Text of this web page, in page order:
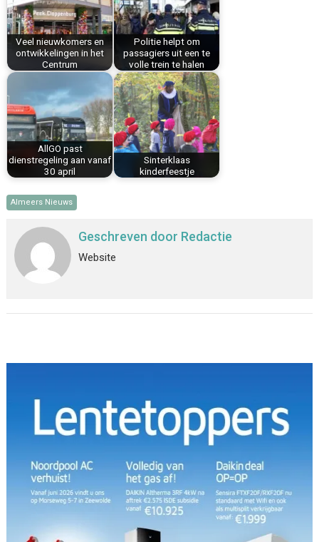
o
k
e
s
t
I
n
p
p
Veel nieuwkomers en
ontwikkelingen in het
Centrum
Politie helpt om
passagiers uit een te
volle trein te halen
AllGO past
dienstregeling aan vanaf
30 april
Sinterklaas
kinderfeestje
Almeers Nieuws
Geschreven door Redactie
Website